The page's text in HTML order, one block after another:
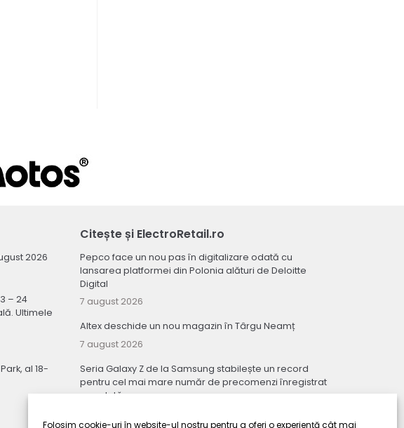
Folosim cookie-uri în website-ul nostru pentru a oferi o experiență cât mai
2026
– 24
Ultimele
al 18-
Citește și ElectroRetail.ro
Pepco face un nou pas în digitalizare odată cu
lansarea platformei din Polonia alături de Deloitte
Digital
7 august 2026
Altex deschide un nou magazin în Târgu Neamț
7 august 2026
Seria Galaxy Z de la Samsung stabilește un record
pentru cel mai mare număr de precomenzi înregistrat
vreodată